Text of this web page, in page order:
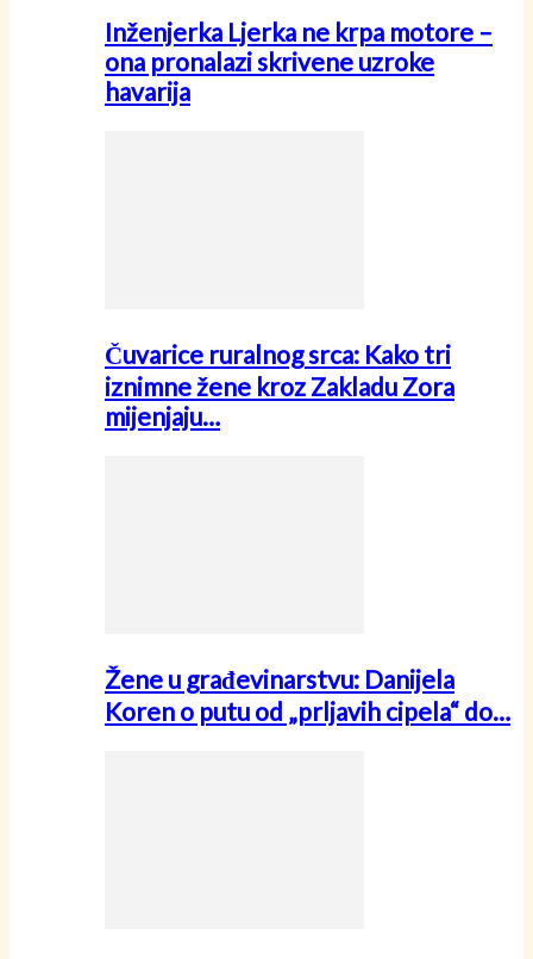
Inženjerka Ljerka ne krpa motore –
ona pronalazi skrivene uzroke
havarija
Čuvarice ruralnog srca: Kako tri
iznimne žene kroz Zakladu Zora
mijenjaju…
Žene u građevinarstvu: Danijela
Koren o putu od „prljavih cipela“ do…